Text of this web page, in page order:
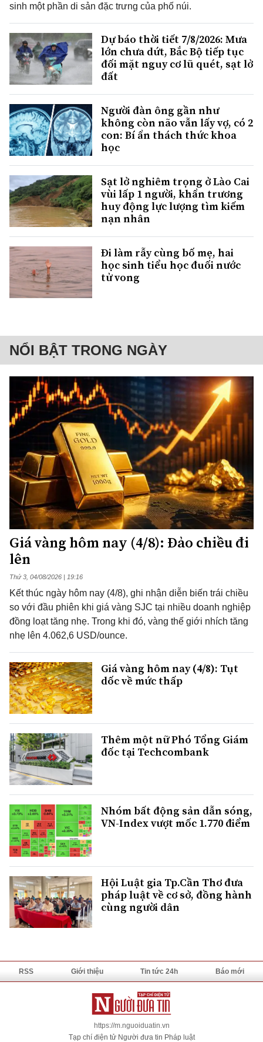
sinh một phần di sản đặc trưng của phố núi.
Dự báo thời tiết 7/8/2026: Mưa
lớn chưa dứt, Bắc Bộ tiếp tục
đối mặt nguy cơ lũ quét, sạt lở
đất
Người đàn ông gần như
không còn não vẫn lấy vợ, có 2
con: Bí ẩn thách thức khoa
học
Sạt lở nghiêm trọng ở Lào Cai
vùi lấp 1 người, khẩn trương
huy động lực lượng tìm kiếm
nạn nhân
Đi làm rẫy cùng bố mẹ, hai
học sinh tiểu học đuối nước
tử vong
NỔI BẬT TRONG NGÀY
Giá vàng hôm nay (4/8): Đảo chiều đi
lên
Thứ 3, 04/08/2026 | 19:16
Kết thúc ngày hôm nay (4/8), ghi nhận diễn biến trái chiều
so với đầu phiên khi giá vàng SJC tại nhiều doanh nghiệp
đồng loạt tăng nhẹ. Trong khi đó, vàng thế giới nhích tăng
nhẹ lên 4.062,6 USD/ounce.
Giá vàng hôm nay (4/8): Tụt
dốc về mức thấp
Thêm một nữ Phó Tổng Giám
đốc tại Techcombank
Nhóm bất động sản dẫn sóng,
VN-Index vượt mốc 1.770 điểm
Hội Luật gia Tp.Cần Thơ đưa
pháp luật về cơ sở, đồng hành
cùng người dân
RSS Giới thiệu Tin tức 24h Báo mới
https://m.nguoiduatin.vn
Tạp chí điện tử Người đưa tin Pháp luật